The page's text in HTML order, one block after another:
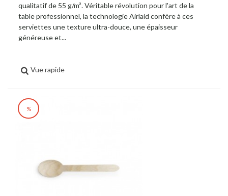
qualitatif de 55 g/m². Véritable révolution pour l'art de la
table professionnel, la technologie Airlaid confère à ces
serviettes une texture ultra-douce, une épaisseur
généreuse et...
Vue rapide
%